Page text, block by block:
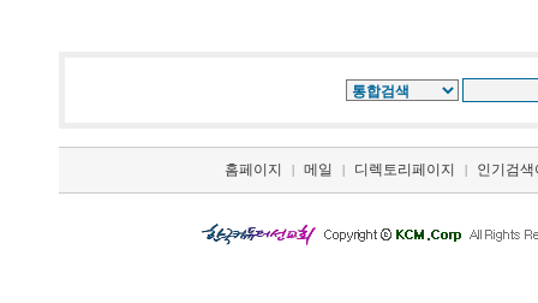
홈페이지 | 메일 | 디렉토리페이지 | 인기검색